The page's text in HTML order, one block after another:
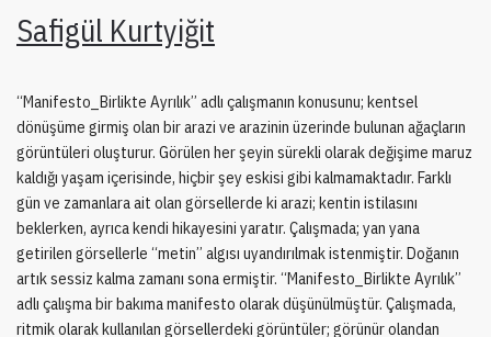
Safigül Kurtyiğit
‘‘Manifesto_Birlikte Ayrılık’’ adlı çalışmanın konusunu; kentsel
dönüşüme girmiş olan bir arazi ve arazinin üzerinde bulunan ağaçların
görüntüleri oluşturur. Görülen her şeyin sürekli olarak değişime maruz
kaldığı yaşam içerisinde, hiçbir şey eskisi gibi kalmamaktadır. Farklı
gün ve zamanlara ait olan görsellerde ki arazi; kentin istilasını
beklerken, ayrıca kendi hikayesini yaratır. Çalışmada; yan yana
getirilen görsellerle ‘‘metin’’ algısı uyandırılmak istenmiştir. Doğanın
artık sessiz kalma zamanı sona ermiştir. ‘‘Manifesto_Birlikte Ayrılık’’
adlı çalışma bir bakıma manifesto olarak düşünülmüştür. Çalışmada,
ritmik olarak kullanılan görsellerdeki görüntüler; görünür olandan